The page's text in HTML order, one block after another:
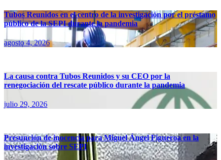
Tubos Reunidos en el centro de la investigación por el préstamo
público de la SEPI durante la pandemia
agosto 4, 2026
La causa contra Tubos Reunidos y su CEO por la
renegociación del rescate público durante la pandemia
julio 29, 2026
Presunción de inocencia para Miguel Ángel Figueroa en la
investigación sobre SEPI